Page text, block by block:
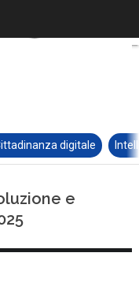
digitale
e